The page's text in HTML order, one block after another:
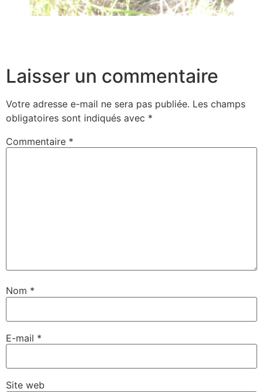
Laisser un commentaire
Votre adresse e-mail ne sera pas publiée. Les champs
obligatoires sont indiqués avec *
Commentaire *
Nom *
E-mail *
Site web